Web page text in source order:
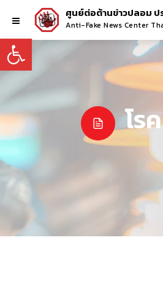
Open toolbar
ศูนย์ต่อต้านข่าวปลอม ป
Anti-Fake News Center
โร